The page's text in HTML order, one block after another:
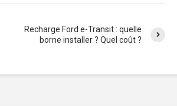
Recharge Ford e-Transit : quelle
borne installer ? Quel coût ?